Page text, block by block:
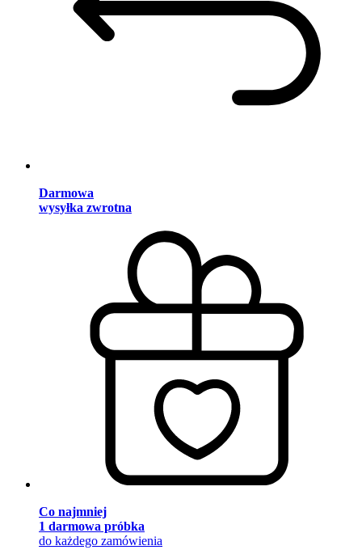
Darmowa
wysyłka zwrotna
Co najmniej
1 darmowa próbka
do każdego zamówienia